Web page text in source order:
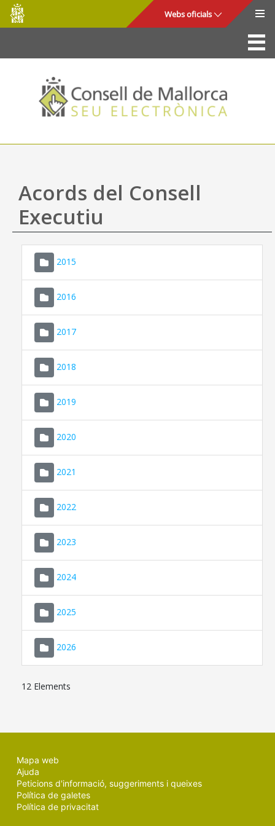
Salta al contingut principal
Consell
de
Mallorca
Webs oficials
La Seu
Consell de Mallorca
Accés i seguretat
Utilitats
Ajuda
Acords del Consell
Executiu
2015
2016
2017
2018
2019
2020
2021
2022
2023
2024
2025
2026
12 Elements
Mapa web
Ajuda
Peticions d'informació, suggeriments i queixes
Política de galetes
Política de privacitat